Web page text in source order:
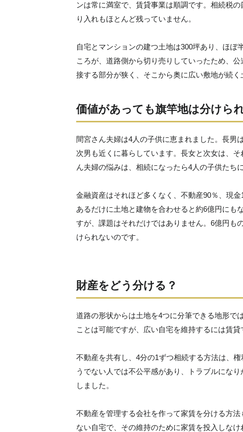
ンは常に満室で、賃貸事業は順調です。相続税
り入れもほとんど残っていません。
自宅とマンションの建つ土地は300坪あり、ほぼ
ころが、道路側から切り売りしていったため、
接する部分が狭く、そこから奥に広い敷地が続く
価値があっても旗竿地は分けら
間宮さん夫婦は4人の子供に恵まれました。長男
次男も近くに暮らしています。長女と次女は、
ん夫婦の悩みは、相続になったら4人の子供たち
金融資産はそれほど多くなく、不動産90％、現
あるだけに土地と建物を合わせると約6億円にも
すが、課題はそれだけではありません。6億円も
けられないのです。
財産をどう分ける？
道路の形状からは土地を4つに分筆できる地形で
ことは可能ですが、広い自宅を維持するには賃
不動産を共有し、4分の1ずつ相続する方法は、
うでない人では不公平感があり、トラブルにな
しました。
不動産を管理する会社を作って家賃を分ける方
ない自宅で、その維持のために家賃を投入しな